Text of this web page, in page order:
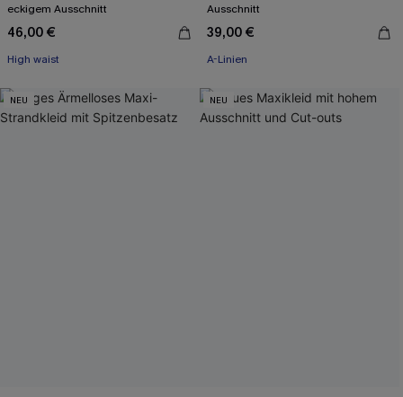
eckigem Ausschnitt
46,00 €
High waist
Ausschnitt
39,00 €
A-Linien
NEU NEU